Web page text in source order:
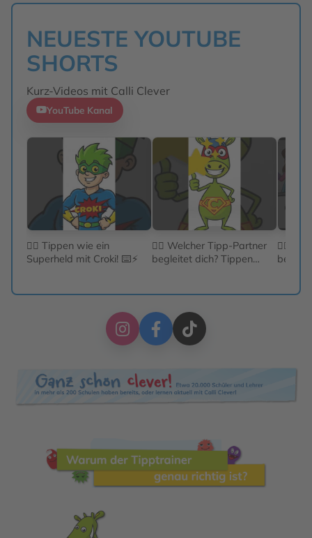
NEUESTE YOUTUBE
SHORTS
Kurz-Videos mit Calli Clever
YouTube Kanal
🦸‍♂️ Tippen wie ein
Superheld mit Croki! ⌨️⚡
🦸‍♀️ Welcher Tipp-Partner
begleitet dich? Tippen
🦸‍♀️
Calli
auf
Instagram
Calli
auf
Facebook
Calli
auf
TikTok